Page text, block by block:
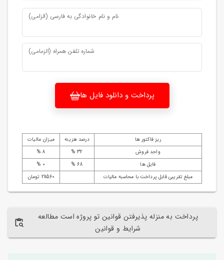
نام و نام خانوادگی به فارسی (الزامی)
شماره تلفن همراه (الزمامی)
پرداخت و دانلود فایل ها
ریز فاکتور ها درصد هزینه
میزان مالیات
واحد فروش
32 %
8 %
فایل ها
68 %
0 %
مبلغ تقریبی قابل پرداخت با محاسبه مالیات
211560 تومان
پرداخت به منزله پذیرفتن قوانین تو پروژه است مطالعه
شرایط و قوانین